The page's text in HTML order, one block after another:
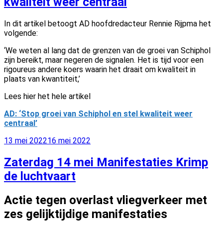
In dit artikel betoogt AD hoofdredacteur Rennie Rijpma het
volgende:
‘We weten al lang dat de grenzen van de groei van Schiphol
zijn bereikt, maar negeren de signalen. Het is tijd voor een
rigoureus andere koers waarin het draait om kwaliteit in
plaats van kwantiteit,’
Lees hier het hele artikel
AD: ‘Stop groei van Schiphol en stel kwaliteit weer
centraal’
Geplaatst
13 mei 202216 mei 2022
Zaterdag 14 mei Manifestaties Krimp
de luchtvaart
Actie tegen overlast vliegverkeer met
zes gelijktijdige manifestaties